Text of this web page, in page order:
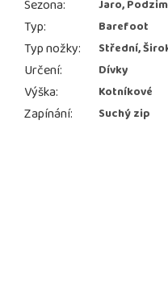
Sezona: Jaro, Podzim
Typ: Barefoot
Typ nožky: Střední,
Určení: Dívky
Výška: Kotníkové
Zapínání: Suchý zip